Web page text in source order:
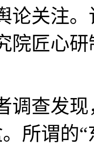
论关注
院匠心
查发现
所谓的